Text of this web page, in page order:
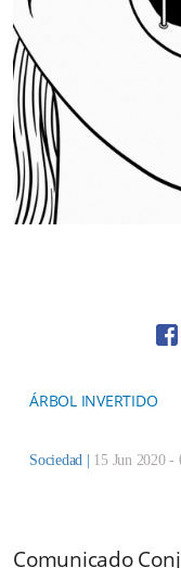
ÁRBOL INVERTIDO
Sociedad 15 Jun 2020 -
Comunicado